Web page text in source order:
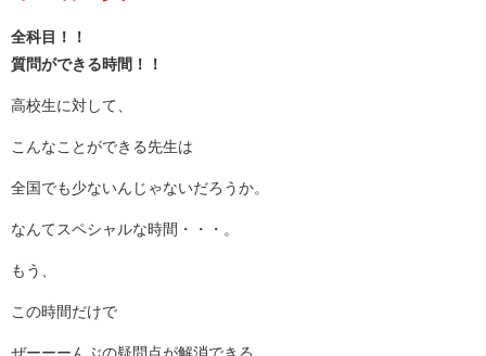
全科目！！
質問ができる時間！！
高校生に対して、
こんなことができる先生は
全国でも少ないんじゃないだろうか。
なんてスペシャルな時間・・・。
もう、
この時間だけで